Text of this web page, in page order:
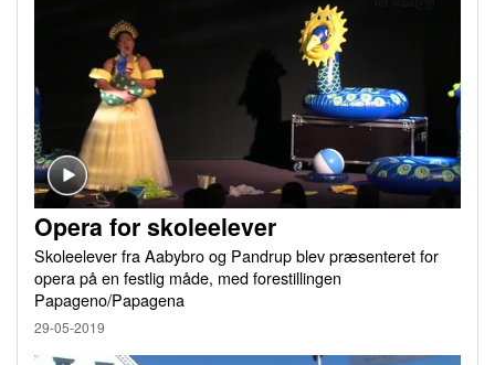
Opera for skoleelever
Skoleelever fra Aabybro og Pandrup blev præsenteret for
opera på en festlig måde, med forestillingen
Papageno/Papagena
29-05-2019